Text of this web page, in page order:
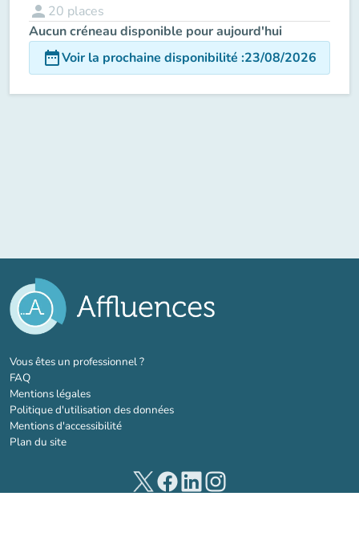
person 20 places
Aucun créneau disponible pour aujourd'hui
date_rangeVoir la prochaine disponibilité :23/08/2026
Vous êtes un professionnel ?(nouvel onglet)
FAQ
Mentions légales
Politique d'utilisation des données
Mentions d'accessibilité
Plan du site
(nouvel onglet)
(nouvel onglet)
(nouvel onglet)